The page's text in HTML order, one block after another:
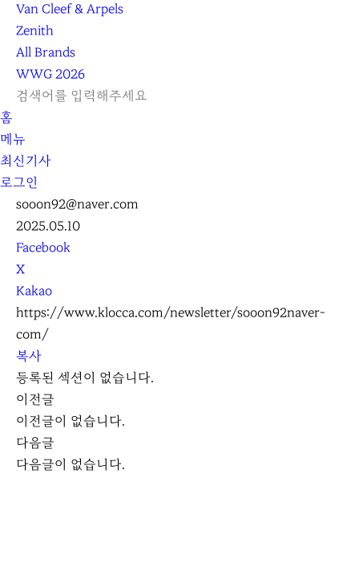
Van Cleef & Arpels
Zenith
All Brands
WWG2026
L
G
I
N
S
A
R
C
H
닫
l
e
a
r
검
색
하
기
홈
메뉴
최신기사
로그인
sooon92@naver.com
2025.05.10
S
N
S
S
h
a
r
e
Facebook
X
Kakao
https://www.klocca.com/newsletter/sooon92naver-
com/
복사
등록된 섹션이 없습니다.
이전글
이전글이 없습니다.
다음글
다음글이 없습니다.